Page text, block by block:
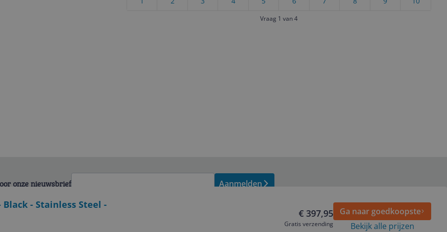
Vraag 1 van 4
- Stainless Steel -
€ 397,95
Gratis verzending
Ga naar goedkoopste
Bekijk alle prijzen
onze nieuwsbrief Aanmelden